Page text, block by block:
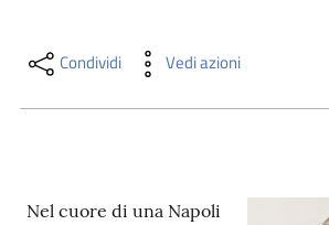
Condividi Vedi azioni
Nel cuore di una Napoli